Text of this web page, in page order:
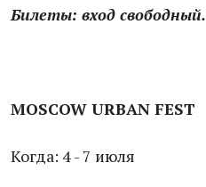
Билеты: вход свободный.
MOSCOW URBAN FEST
Когда: 4 - 7 июля